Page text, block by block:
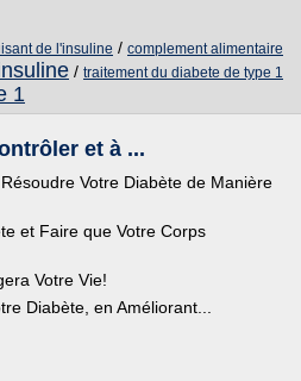
de l'insuline / complement alimentaire
/ traitement du diabete de type 1
1
et à ...
Votre Diabète de Manière
et Faire que Votre Corps
Votre Vie!
Diabète, en Améliorant...